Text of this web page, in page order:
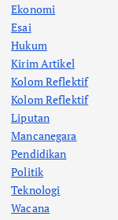
Ekonomi
Esai
Hukum
Kirim Artikel
Kolom Reflektif
Kolom Reflektif
Liputan
Mancanegara
Pendidikan
Politik
Teknologi
Wacana